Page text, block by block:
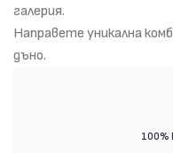
галерия.
Направете уникална
дъно.
100%